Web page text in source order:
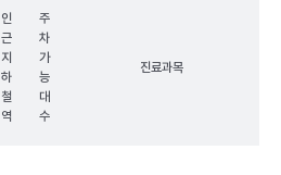
인
근
지
하
철
역
주
차
가
능
대
수
진료과목